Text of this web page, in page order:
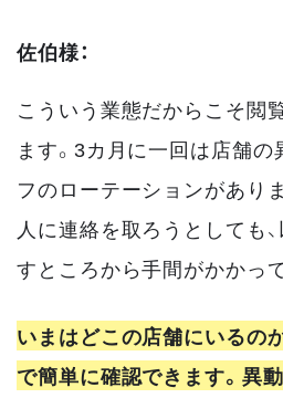
佐伯様：
こういう業態だからこそ閲
ます。3カ月に一回は店舗
フのローテーションがあり
人に連絡を取ろうとしても
すところから手間がかかっ
いまはどこの店舗にいるの
で簡単に確認できます。異